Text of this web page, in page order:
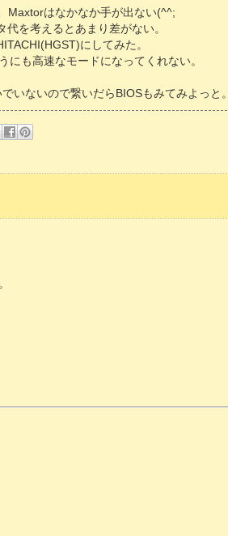
はなかなか手が出ない(^^;
を考えるとあまり差がない。
にしてみた。
も高速なモードになってくれない。
いないので繋いだらBIOSもみてみよっと。